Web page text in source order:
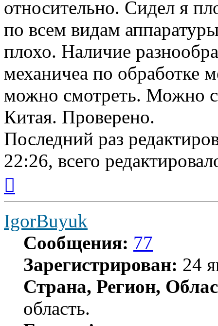
относительно. Сидел я
по всем видам
плохо. Наличие
механичеа по обработке
можно смотреть. Можно
Китая. Проверено.
Последний раз
22:26, всего
началу
IgorBuyuk
Сообщения: 77
Зарегистрирован: 24
Страна, Регион,
область.